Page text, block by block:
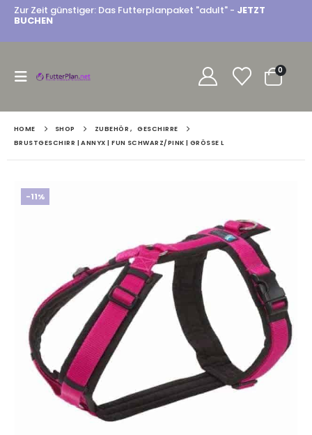
Zur Zeit günstiger: Das Futterplanpaket "adult" - JETZT
BUCHEN
0
HOME SHOP ZUBEHÖR ,
GESCHIRRE
BRUSTGESCHIRR | ANNYX | FUN SCHWARZ/PINK | GRÖSSE L
-11%